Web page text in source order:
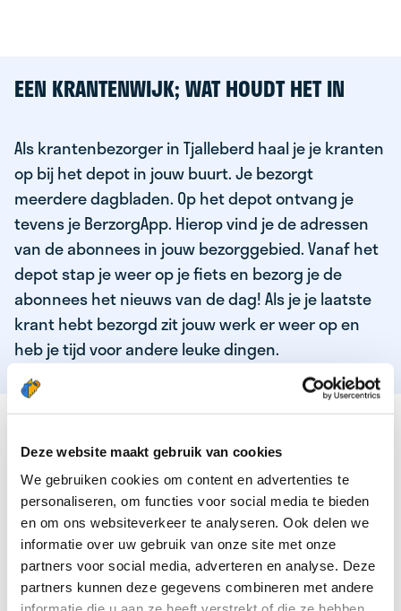
Deze website maakt gebruik van cookies
We gebruiken cookies om content en advertenties te
personaliseren, om functies voor social media te bieden
en om ons websiteverkeer te analyseren. Ook delen we
informatie over uw gebruik van onze site met onze
partners voor social media, adverteren en analyse. Deze
partners kunnen deze gegevens combineren met andere
EEN KRANTENWIJK; WAT HOUDT HET IN
Als krantenbezorger in Tjalleberd haal je je kranten
op bij het depot in jouw buurt. Je bezorgt
meerdere dagbladen. Op het depot ontvang je
tevens je BerzorgApp. Hierop vind je de adressen
van de abonnees in jouw bezorggebied. Vanaf het
depot stap je weer op je fiets en bezorg je de
abonnees het nieuws van de dag! Als je je laatste
krant hebt bezorgd zit jouw werk er weer op en
heb je tijd voor andere leuke dingen.
DEZE KWALITEITEN HEEFT ONZE TOP
KRANTENBEZORGER
Je bent verantwoordelijk en zelfstandig
Je houdt van lekker bewegen in de frisse lucht
Je houdt vooral van fijn werk dat lekker bijverdient!
Je wordt blij van het bezorgen van het laatste nieuws